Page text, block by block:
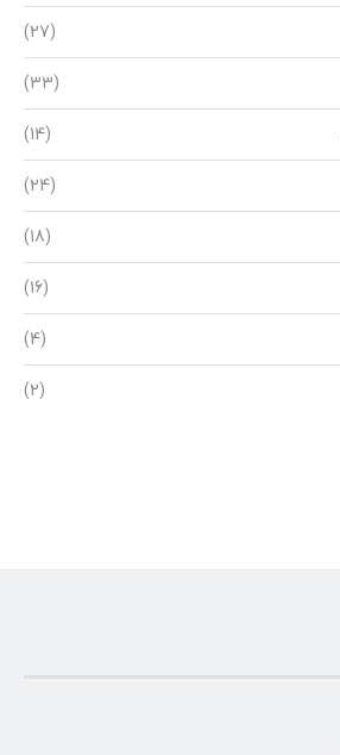
(27)
(33)
(14)
(24)
(18)
(16)
(4)
(2)